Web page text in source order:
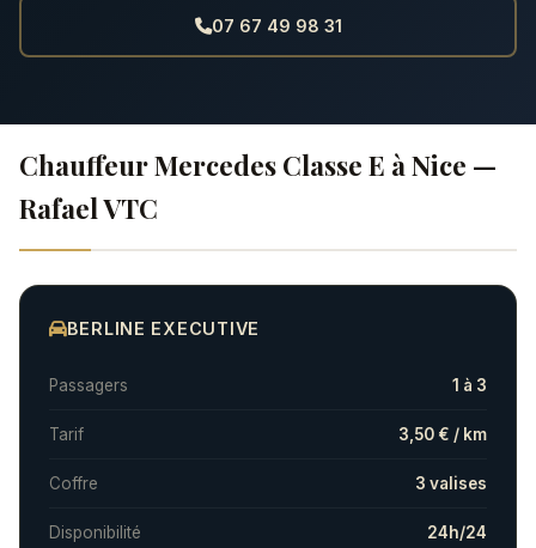
07 67 49 98 31
Chauffeur Mercedes Classe E à Nice —
Rafael VTC
BERLINE EXECUTIVE
Passagers 1 à 3
Tarif 3,50 € / km
Coffre 3 valises
Disponibilité 24h/24